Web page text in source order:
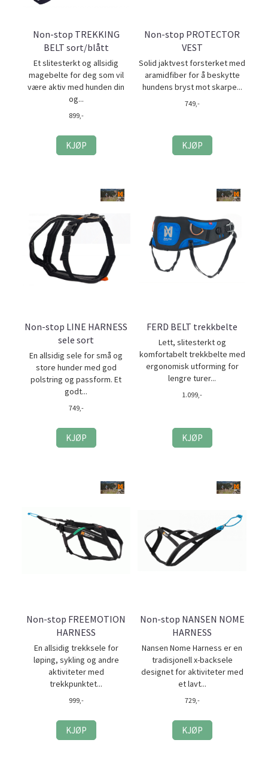
Non-stop TREKKING
BELT sort/blått
Et slitesterkt og allsidig
magebelte for deg som vil
være aktiv med hunden din
og...
899,-
KJØP
Non-stop PROTECTOR
VEST
Solid jaktvest forsterket med
aramidfiber for å beskytte
hundens bryst mot skarpe...
749,-
KJØP
Non-stop LINE HARNESS
sele sort
En allsidig sele for små og
store hunder med god
polstring og passform. Et
godt...
749,-
KJØP
FERD BELT trekkbelte
Lett, slitesterkt og
komfortabelt trekkbelte med
ergonomisk utforming for
lengre turer...
1.099,-
KJØP
Non-stop FREEMOTION
HARNESS
En allsidig trekksele for
løping, sykling og andre
aktiviteter med
trekkpunktet...
999,-
KJØP
Non-stop NANSEN NOME
HARNESS
Nansen Nome Harness er en
tradisjonell x-backsele
designet for aktiviteter med
et lavt...
729,-
KJØP